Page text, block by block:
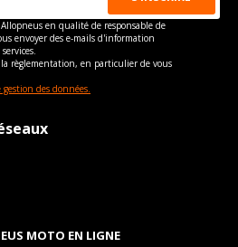
en qualité de responsable de
envoyer des e-mails d'information
règlementation, en particulier de vous
des données.
MOTO EN LIGNE